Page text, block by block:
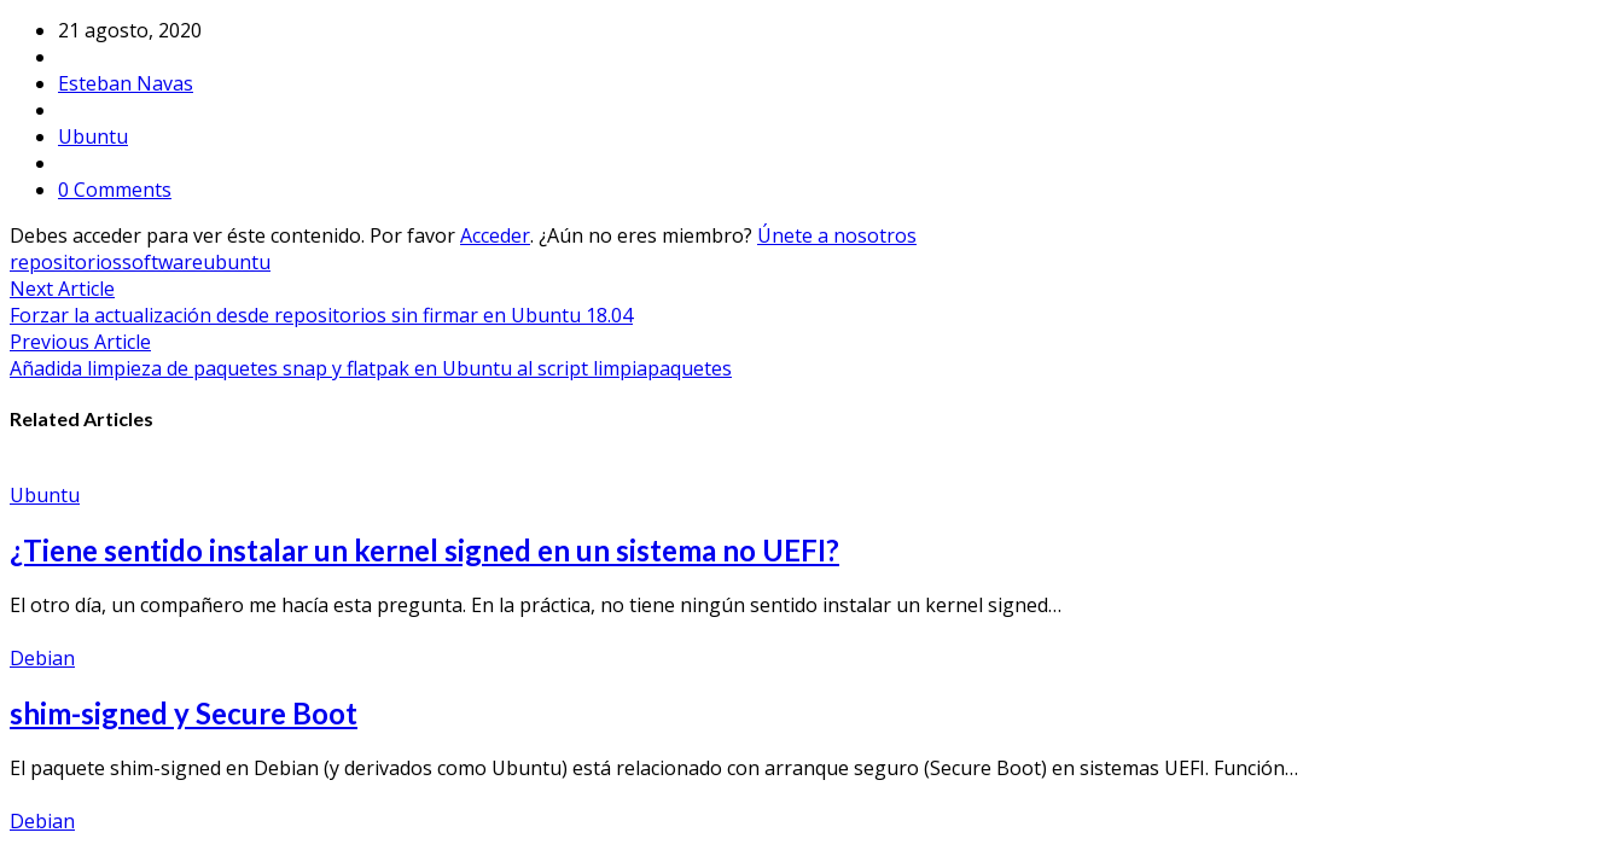
21 agosto, 2020
Esteban Navas
Ubuntu
0 Comments
Debes acceder para ver éste contenido. Por favorAcceder. ¿Aún no eres miembro? Únete a nosotros
repositoriossoftwareubuntu
Navegación
de
entradas
Next Article
Forzar la actualización desde repositorios sin firmar en Ubuntu 18.04
Previous Article
Añadida limpieza de paquetes snap y flatpak en Ubuntu al script limpiapaquetes
Related Articles
Ubuntu
¿Tiene sentido instalar un kernel signed en un sistema no UEFI?
El otro día, un compañero me hacía esta pregunta. En la práctica, no tiene ningún sentido instalar un kernel signed…
Debian
shim-signed y Secure Boot
El paquete shim-signed en Debian (y derivados como Ubuntu) está relacionado con arranque seguro (Secure Boot) en sistemas UEFI. Función…
Debian